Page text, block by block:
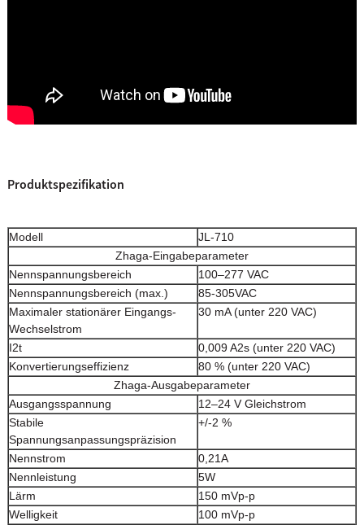
Produktspezifikation
Modell
JL-710
Zhaga-Eingabeparameter
Nennspannungsbereich
100–277 VAC
Nennspannungsbereich (max.)
85-305VAC
Maximaler stationärer Eingangs-
Wechselstrom
30 mA (unter 220 VAC)
I2t
0,009 A2s (unter 220 VAC)
Konvertierungseffizienz
80 % (unter 220 VAC)
Zhaga-Ausgabeparameter
Ausgangsspannung
12–24 V Gleichstrom
Stabile
Spannungsanpassungspräzision
+/-2 %
Nennstrom
0,21A
Nennleistung
5W
Lärm
150 mVp-p
Welligkeit
100 mVp-p